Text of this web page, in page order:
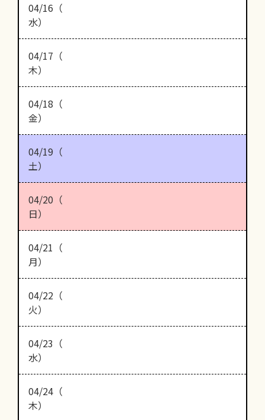
04/16（
水）
04/17（
木）
04/18（
金）
04/19（
土）
04/20（
日）
04/21（
月）
04/22（
火）
04/23（
水）
04/24（
木）